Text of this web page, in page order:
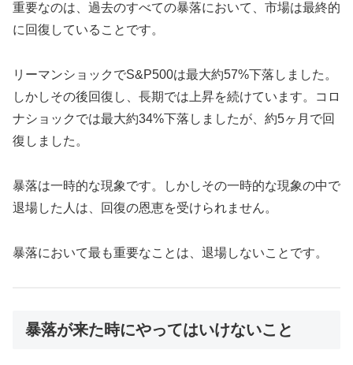
重要なのは、過去のすべての暴落において、市場は最終的
に回復していることです。
リーマンショックでS&P500は最大約57%下落しました。
しかしその後回復し、長期では上昇を続けています。コロ
ナショックでは最大約34%下落しましたが、約5ヶ月で回
復しました。
暴落は一時的な現象です。しかしその一時的な現象の中で
退場した人は、回復の恩恵を受けられません。
暴落において最も重要なことは、退場しないことです。
暴落が来た時にやってはいけないこと